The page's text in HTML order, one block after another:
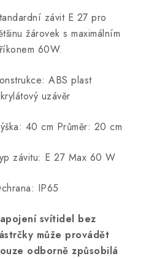
závit E 27 pro
žárovek s maximálním
60W.
ABS plast
uzávěr
40 cm Průměr: 20 cm
závitu: E 27 Max 60 W
IP65
svítidel bez
může provádět
odborně způsobilá